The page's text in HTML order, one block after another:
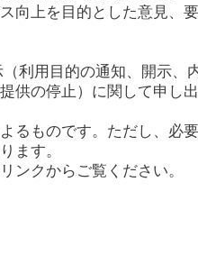
向上を目的とした意見、
利用目的の通知、開示、
供の停止）に関して申し
るものです。ただし、必
ます。
ンクからご覧ください。